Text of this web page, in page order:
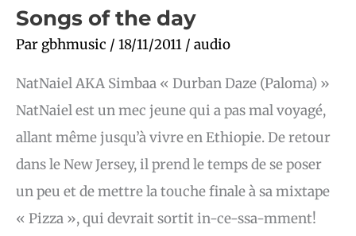
Songs of the day
Par gbhmusic / 18/11/2011 / audio
NatNaiel AKA Simbaa « Durban Daze (Paloma) »
NatNaiel est un mec jeune qui a pas mal voyagé,
allant même jusqu’à vivre en Ethiopie. De retour
dans le New Jersey, il prend le temps de se poser
un peu et de mettre la touche finale à sa mixtape
« Pizza », qui devrait sortit in-ce-ssa-mment!
Songs
of
the
day